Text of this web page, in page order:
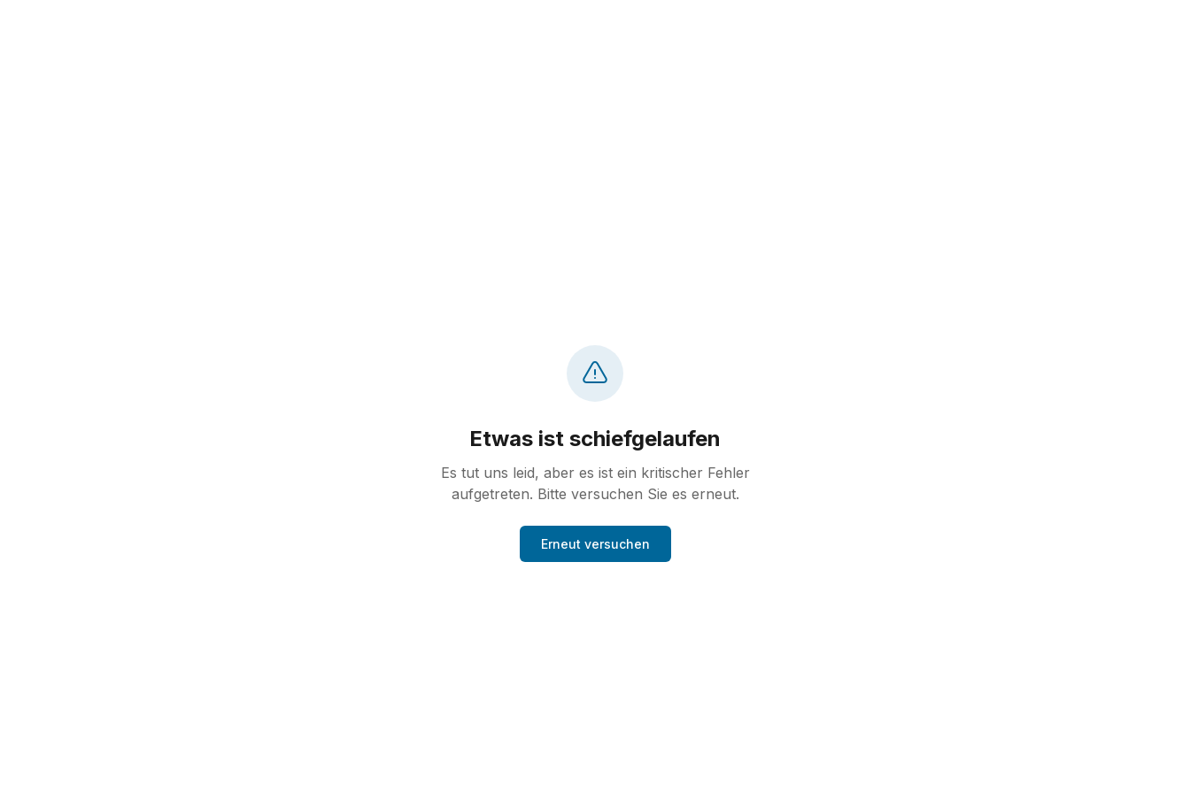
Etwas ist schiefgelaufen
Es tut uns leid, aber es ist ein kritischer Fehler
aufgetreten. Bitte versuchen Sie es erneut.
Erneut versuchen